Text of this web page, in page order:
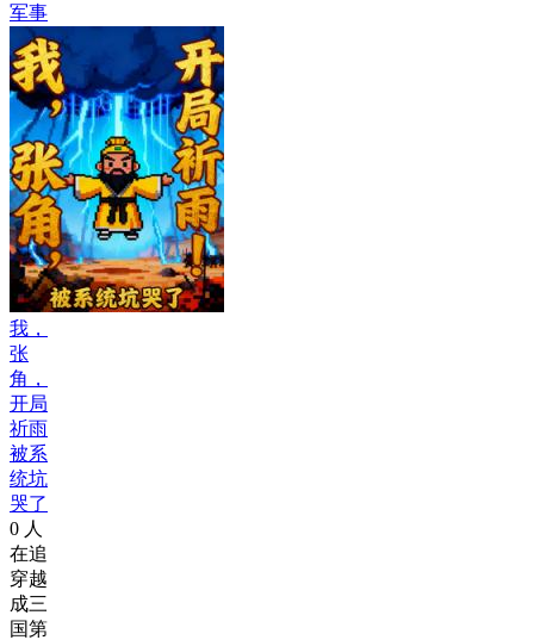
军事
我，
张
角，
开局
祈雨
被系
统坑
哭了
0 人
在追
穿越
成三
国第